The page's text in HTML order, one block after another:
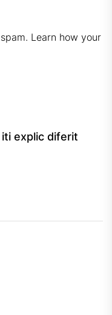
Learn how your
explic diferit